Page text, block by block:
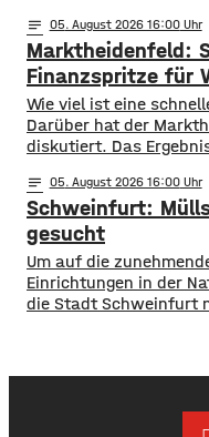
so viele Fahrgäste
waren knapp 18
Nahverkehr
notes 05. August 2026 16:00
Marktheidenfeld:
Finanzspritze für
​​Wie viel ist eine
Darüber hat der
diskutiert. Das
finanziell unterstützen.
diesem Jahr an den
Krankenhauses. Denn:
120 Menschen aus
notes 05. August 2026 16:00
Schweinfurt:
gesucht
Um auf die
Einrichtungen in der
die Stadt Schweinfurt
hingewiesen, dass